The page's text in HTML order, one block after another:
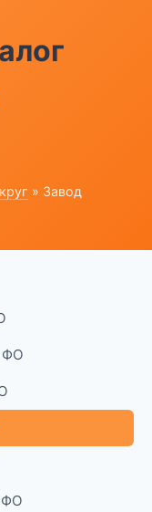
» Завод
ФО
ФО